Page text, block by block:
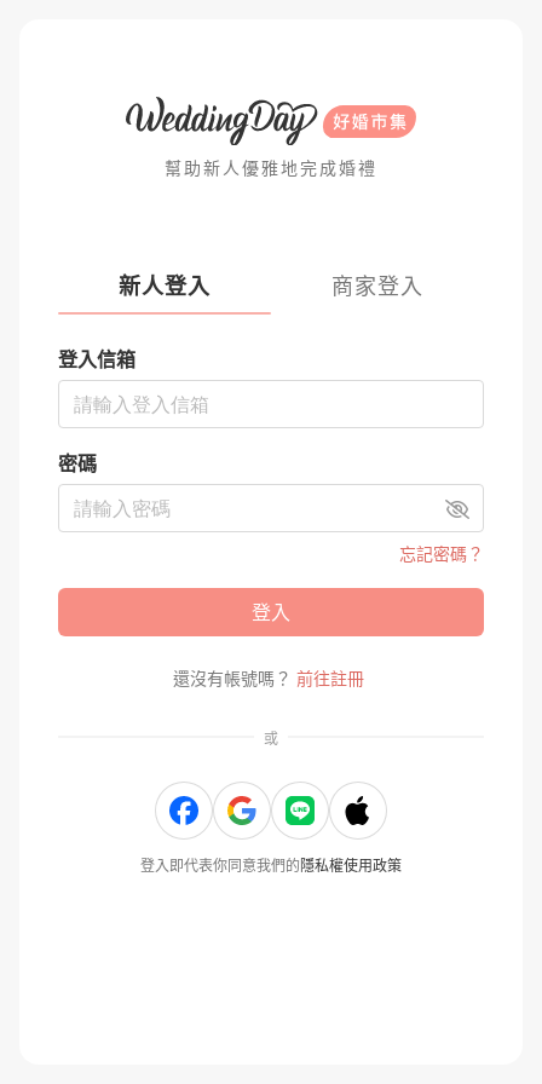
幫助新人優雅地完成婚禮
新人登入 商家登入
登入信箱
密碼
忘記密碼？
登入
還沒有帳號嗎？ 前往註冊
或
登入即代表你同意我們的隱私權使用政策